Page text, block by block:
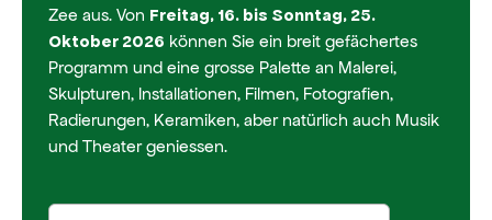
Zee aus. Von Freitag, 16. bis Sonntag, 25.
Oktober 2026 können Sie ein breit gefächertes
Programm und eine grosse Palette an Malerei,
Skulpturen, Installationen, Filmen, Fotografien,
Radierungen, Keramiken, aber natürlich auch Musik
und Theater geniessen.